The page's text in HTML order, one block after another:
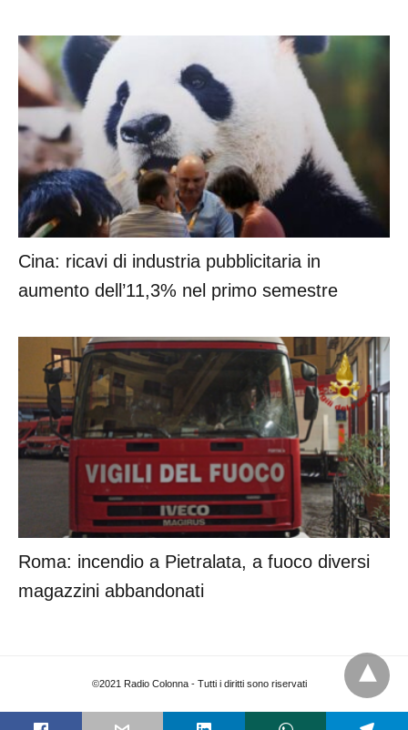
Cina: ricavi di industria pubblicitaria in
aumento dell’11,3% nel primo semestre
Roma: incendio a Pietralata, a fuoco diversi
magazzini abbandonati
©2021 Radio Colonna - Tutti i diritti sono riservati